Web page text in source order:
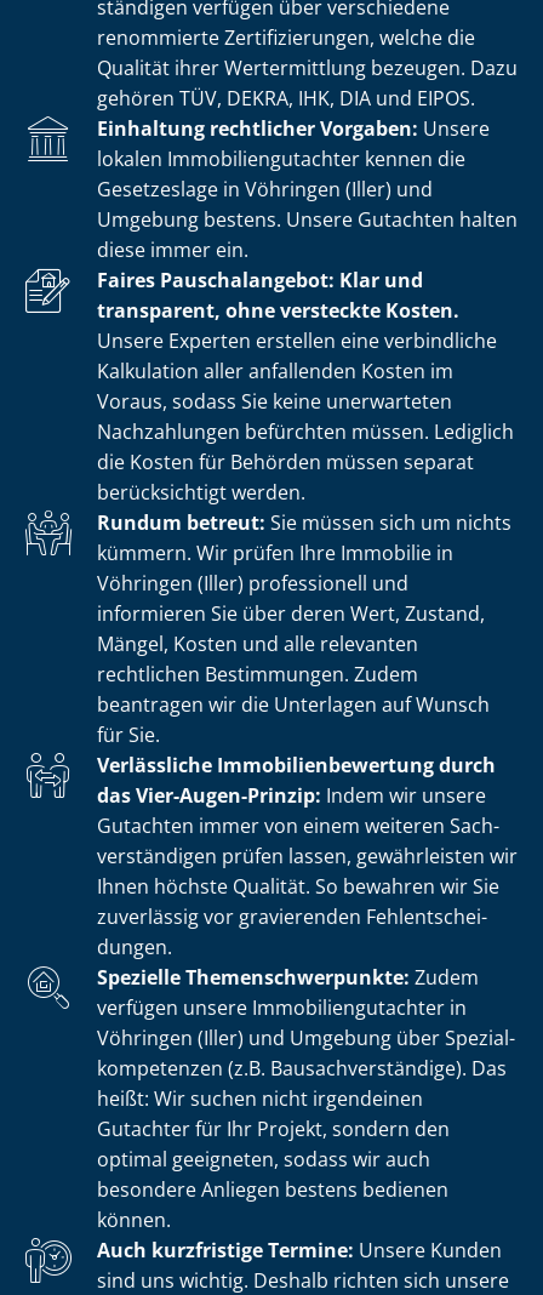
stän­di­gen verfügen über verschiedene
renommierte Zer­ti­fi­zie­run­gen, welche die
Qualität ihrer Wertermittlung bezeugen. Dazu
gehören TÜV, DEKRA, IHK, DIA und EIPOS.
Einhaltung rechtlicher Vorgaben: Unsere
lokalen Im­mo­bi­li­en­gut­ach­ter kennen die
Gesetzeslage in Vöhringen (Iller) und
Umgebung bestens. Unsere Gutachten halten
diese immer ein.
Faires Pauschalangebot: Klar und
transparent, ohne versteckte Kosten.
Unsere Experten erstellen eine verbindliche
Kalkulation aller anfallenden Kosten im
Voraus, sodass Sie keine unerwarteten
Nachzahlungen befürchten müssen. Lediglich
die Kosten für Behörden müssen separat
berücksichtigt werden.
Rundum betreut: Sie müssen sich um nichts
kümmern. Wir prüfen Ihre Immobilie in
Vöhringen (Iller) professionell und
informieren Sie über deren Wert, Zustand,
Mängel, Kosten und alle relevanten
rechtlichen Bestimmungen. Zudem
beantragen wir die Unterlagen auf Wunsch
für Sie.
Verlässliche Im­mo­bi­li­en­be­wer­tung durch
das Vier-Augen-Prinzip: Indem wir unsere
Gutachten immer von einem weiteren Sach­
ver­stän­di­gen prüfen lassen, gewährleisten wir
Ihnen höchste Qualität. So bewahren wir Sie
zuverlässig vor gravierenden Fehl­ent­schei­
dun­gen.
Spezielle The­men­schwer­punk­te: Zudem
verfügen unsere Im­mo­bi­li­en­gut­ach­ter in
Vöhringen (Iller) und Umgebung über Spe­zi­al­
kom­pe­ten­zen (z.B. Bau­sach­ver­stän­di­ge). Das
heißt: Wir suchen nicht irgendeinen
Gutachter für Ihr Projekt, sondern den
optimal geeigneten, sodass wir auch
besondere Anliegen bestens bedienen
können.
Auch kurzfristige Termine: Unsere Kunden
sind uns wichtig. Deshalb richten sich unsere